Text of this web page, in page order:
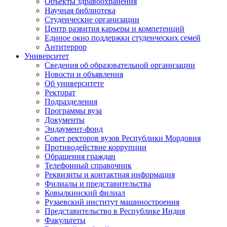
Научная библиотека
Студенческие организации
Центр развития карьеры и компетенций
Единое окно поддержки студенческих семей
Антитеррор
Университет
Сведения об образовательной организации
Новости и объявления
Об университете
Ректорат
Подразделения
Программы вуза
Документы
Эндаумент-фонд
Совет ректоров вузов Республики Мордовия
Противодействие коррупции
Обращения граждан
Телефонный справочник
Реквизиты и контактная информация
Филиалы и представительства
Ковылкинский филиал
Рузаевский институт машиностроения
Представительство в Республике Индия
Факультеты